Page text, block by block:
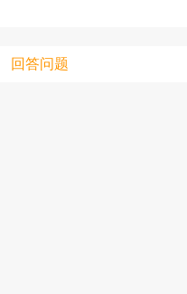
回答问题